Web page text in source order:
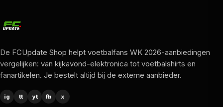
De FCUpdate Shop helpt voetbalfans WK 2026-aanbiedingen
vergelijken: van kijkavond-elektronica tot voetbalshirts en
fanartikelen. Je bestelt altijd bij de externe aanbieder.
ig tt yt fb x